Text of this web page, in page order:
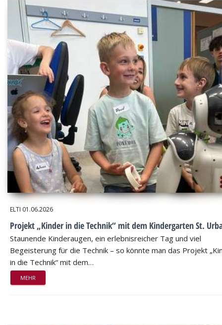
ELTI 01.06.2026
Projekt „Kinder in die Technik“ mit dem Kindergarten St.
Staunende Kinderaugen, ein erlebnisreicher Tag und viel
Begeisterung für die Technik – so könnte man das Projekt
in die Technik“ mit dem…
MEHR